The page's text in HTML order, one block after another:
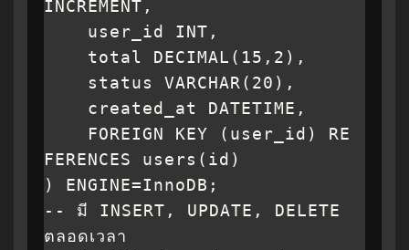
INCREMENT,
FERENCES users(id)
) ENGINE=InnoDB;
-- มี INSERT, UPDATE, DELETE
ตลอดเวลา